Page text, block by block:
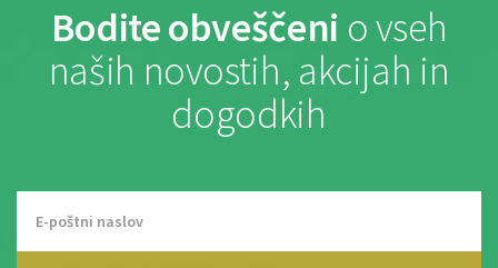
Bodite obveščeni o vseh
naših novostih, akcijah in
dogodkih